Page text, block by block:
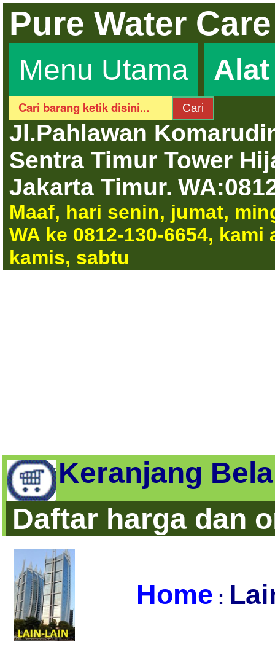
Pure Water Care
Menu Utama
Jl.Pahlawan
Sentra Timur Tower
Jakarta Timur.
Maaf, hari senin, jumat,
WA ke 0812-130-6654,
kamis, sabtu
Keranjang
Daftar harga dan
Home :